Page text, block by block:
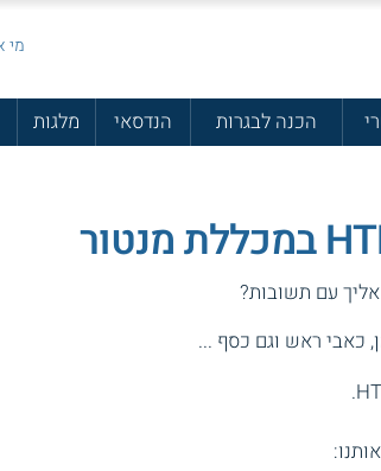
מי
הכנה לבגרות הנדסאי מלגות
עם תשובות?
כאבי ראש וגם כסף ...